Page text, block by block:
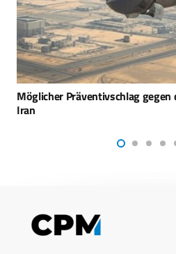
Ukraine meldet erste Einsätze von
Hochgeschwindigkeitsdrohne